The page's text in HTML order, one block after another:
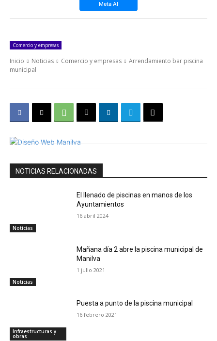
Meta AI
Comercio y empresas
Inicio Noticias Comercio y empresas
Arrendamiento bar piscina
municipal
NOTICIAS RELACIONADAS
Noticias
El llenado de piscinas en manos de los
Ayuntamientos
16 abril 2024
Noticias
Mañana día 2 abre la piscina municipal de
Manilva
1 julio 2021
Infraestructuras y
obras
Puesta a punto de la piscina municipal
16 febrero 2021